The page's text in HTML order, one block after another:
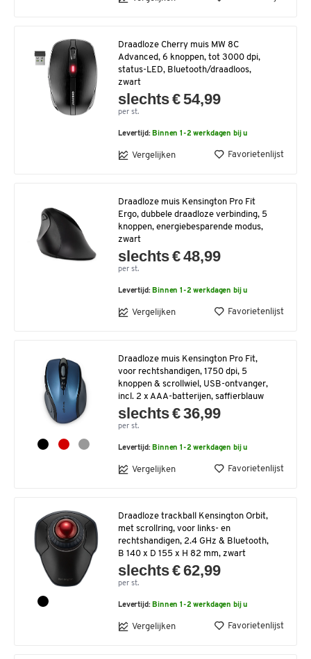
Draadloze Cherry muis MW 8C
Advanced, 6 knoppen, tot 3000 dpi,
status-LED, Bluetooth/draadloos,
zwart
slechts € 54,99
per st.
Levertijd: Binnen 1-2 werkdagen bij u
Vergelijken Favorietenlijst
Draadloze muis Kensington Pro Fit
Ergo, dubbele draadloze verbinding, 5
knoppen, energiebesparende modus,
zwart
slechts € 48,99
per st.
Levertijd: Binnen 1-2 werkdagen bij u
Vergelijken Favorietenlijst
Draadloze muis Kensington Pro Fit,
voor rechtshandigen, 1750 dpi, 5
knoppen & scrollwiel, USB-ontvanger,
incl. 2 x AAA-batterijen, saffierblauw
slechts € 36,99
per st.
Levertijd: Binnen 1-2 werkdagen bij u
Vergelijken Favorietenlijst
Draadloze trackball Kensington Orbit,
met scrollring, voor links- en
rechtshandigen, 2.4 GHz & Bluetooth,
B 140 x D 155 x H 82 mm, zwart
slechts € 62,99
per st.
Levertijd: Binnen 1-2 werkdagen bij u
Vergelijken Favorietenlijst